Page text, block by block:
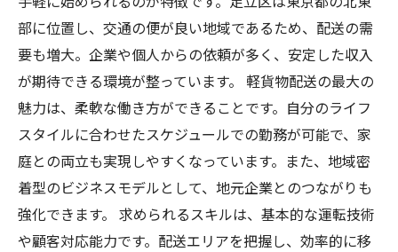
部に位置し、交通の便が良い地域であるため、配送の需
要も増大。企業や個人からの依頼が多く、安定した収入
が期待できる環境が整っています。 軽貨物配送の最大の
魅力は、柔軟な働き方ができることです。自分のライフ
スタイルに合わせたスケジュールでの勤務が可能で、家
庭との両立も実現しやすくなっています。また、地域密
着型のビジネスモデルとして、地元企業とのつながりも
強化できます。 求められるスキルは、基本的な運転技術
や顧客対応能力です。配送エリアを把握し、効率的に移